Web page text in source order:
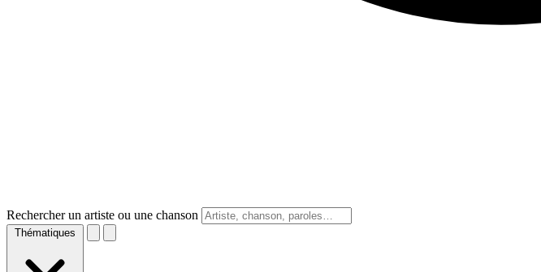
Rechercher un artiste ou une chanson
Thématiques